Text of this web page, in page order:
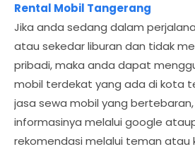
Rental Mobil Tangerang
Jika anda sedang dalam
atau sekedar liburan dan tidak
pribadi, maka anda dapat
mobil terdekat yang ada di kota
jasa sewa mobil yang
informasinya melalui google
rekomendasi melalui teman atau